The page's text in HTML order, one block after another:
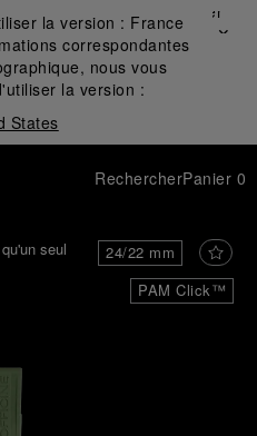
la version : France
correspondantes
nous vous
la version :
States
Fermer
✕
RechercherPanier 0
PAM Click™
24/22 mm
seul